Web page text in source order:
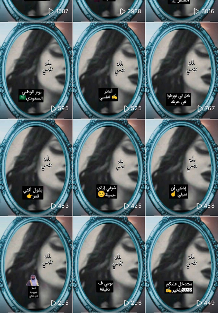
1587 2938 3016
595 525 767
483 425 458
295 296 449